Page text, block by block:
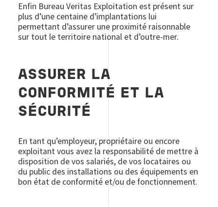
Enfin Bureau Veritas Exploitation est présent sur
plus d’une centaine d’implantations lui
permettant d’assurer une proximité raisonnable
sur tout le territoire national et d’outre-mer.
ASSURER LA
CONFORMITÉ ET LA
SÉCURITÉ
En tant qu’employeur, propriétaire ou encore
exploitant vous avez la responsabilité de mettre à
disposition de vos salariés, de vos locataires ou
du public des installations ou des équipements en
bon état de conformité et/ou de fonctionnement.